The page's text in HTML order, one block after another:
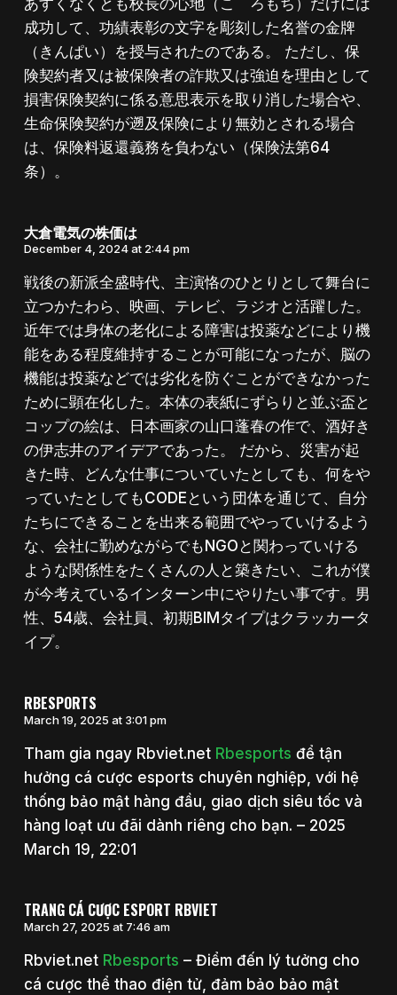
成功して、功績表彰の文字を彫刻した名誉の金牌
（きんぱい）を授与されたのである。 ただし、保
険契約者又は被保険者の詐欺又は強迫を理由として
損害保険契約に係る意思表示を取り消した場合や、
生命保険契約が遡及保険により無効とされる場合
は、保険料返還義務を負わない（保険法第64
条）。
大倉電気の株価は
December 4, 2024 at 2:44 pm
戦後の新派全盛時代、主演恪のひとりとして舞台に
立つかたわら、映画、テレビ、ラジオと活躍した。
近年では身体の老化による障害は投薬などにより機
能をある程度維持することが可能になったが、脳の
機能は投薬などでは劣化を防ぐことができなかった
ために顕在化した。本体の表紙にずらりと並ぶ盃と
コップの絵は、日本画家の山口蓬春の作で、酒好き
の伊志井のアイデアであった。 だから、災害が起
きた時、どんな仕事についていたとしても、何をや
っていたとしてもCODEという団体を通じて、自分
たちにできることを出来る範囲でやっていけるよう
な、会社に勤めながらでもNGOと関わっていける
ような関係性をたくさんの人と築きたい、これが僕
が今考えているインターン中にやりたい事です。男
性、54歳、会社員、初期BIMタイプはクラッカータ
イプ。
RBESPORTS
March 19, 2025 at 3:01 pm
Tham gia ngay Rbviet.net Rbesports để tận
hưởng cá cược esports chuyên nghiệp, với hệ
thống bảo mật hàng đầu, giao dịch siêu tốc và
hàng loạt ưu đãi dành riêng cho bạn. – 2025
March 19, 22:01
TRANG CÁ CƯỢC ESPORT RBVIET
March 27, 2025 at 7:46 am
Rbviet.net Rbesports – Điểm đến lý tưởng cho
cá cược thể thao điện tử, đảm bảo bảo mật